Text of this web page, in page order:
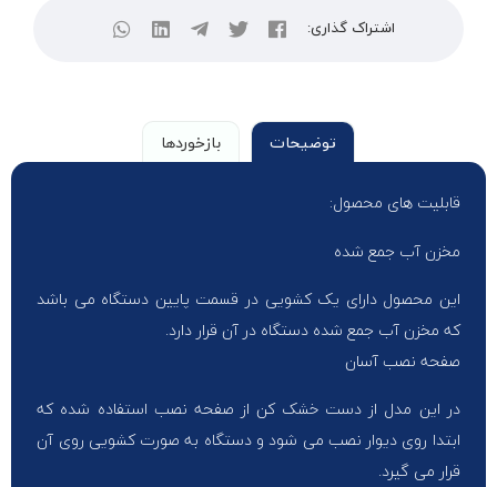
اشتراک گذاری:
توضیحات بازخوردها
قابلیت های محصول:
مخزن آب جمع شده
این محصول دارای یک کشویی در قسمت پایین دستگاه می باشد
که مخزن آب جمع شده دستگاه در آن قرار دارد.
صفحه نصب آسان
در این مدل از دست خشک کن از صفحه نصب استفاده شده که
ابتدا روی دیوار نصب می شود و دستگاه به صورت کشویی روی آن
قرار می گیرد.